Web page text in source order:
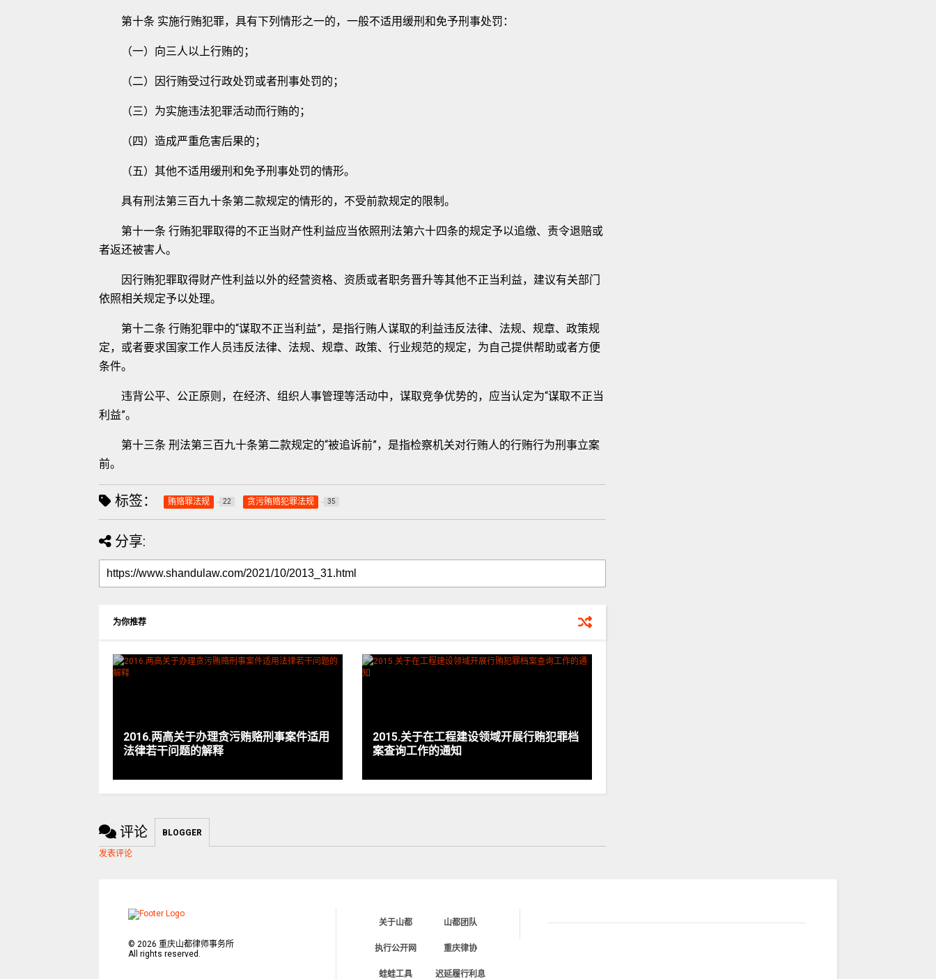
第十条 实施行贿犯罪，具有下列情形之一的，一般不适用缓刑和免予刑事处罚：
（一）向三人以上行贿的；
（二）因行贿受过行政处罚或者刑事处罚的；
（三）为实施违法犯罪活动而行贿的；
（四）造成严重危害后果的；
（五）其他不适用缓刑和免予刑事处罚的情形。
具有刑法第三百九十条第二款规定的情形的，不受前款规定的限制。
第十一条 行贿犯罪取得的不正当财产性利益应当依照刑法第六十四条的规定予以追缴、责令退赔或
者返还被害人。
因行贿犯罪取得财产性利益以外的经营资格、资质或者职务晋升等其他不正当利益，建议有关部门
依照相关规定予以处理。
第十二条 行贿犯罪中的“谋取不正当利益”，是指行贿人谋取的利益违反法律、法规、规章、政策规
定，或者要求国家工作人员违反法律、法规、规章、政策、行业规范的规定，为自己提供帮助或者方便
条件。
违背公平、公正原则，在经济、组织人事管理等活动中，谋取竞争优势的，应当认定为“谋取不正当
利益”。
第十三条 刑法第三百九十条第二款规定的“被追诉前”，是指检察机关对行贿人的行贿行为刑事立案
前。
标签： 贿赂罪法规 22 贪污贿赂犯罪法规 35
分享:
为你推荐
2016.两高关于办理贪污贿赂刑事案件适用
法律若干问题的解释
2015.关于在工程建设领域开展行贿犯罪档
案查询工作的通知
评论 BLOGGER
发表评论
©2026 重庆山都律师事务所
All rights reserved.
关于山都 山都团队
执行公开网 重庆律协
蛙蛙工具 迟延履行利息